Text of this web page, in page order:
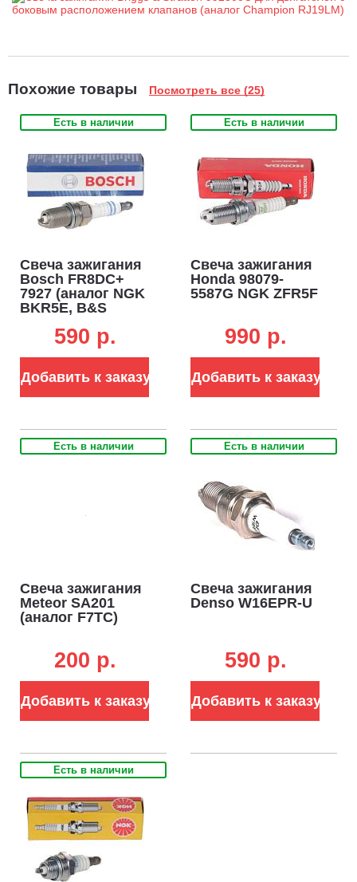
Похожие товары Посмотреть все (25)
Есть в наличии
Свеча зажигания
Bosch FR8DC+
7927 (аналог NGK
BKR5E, B&S
RC12YC)590 p.
Добавить к заказу
Есть в наличии
Свеча зажигания
Honda 98079-
5587G NGK ZFR5F
990 p.
Добавить к заказу
Есть в наличии
Свеча зажигания
Meteor SA201
(аналог F7TC)
200 p.
Добавить к заказу
Есть в наличии
Свеча зажигания
Denso W16EPR-U
590 p.
Добавить к заказу
Есть в наличии